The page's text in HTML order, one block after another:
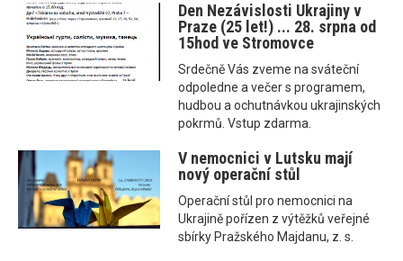
Den Nezávislosti Ukrajiny v
Praze (25 let!) ... 28. srpna od
15hod ve Stromovce
Srdečně Vás zveme na sváteční
odpoledne a večer s programem,
hudbou a ochutnávkou ukrajinských
pokrmů. Vstup zdarma.
V nemocnici v Lutsku mají
nový operační stůl
Operační stůl pro nemocnici na
Ukrajině pořízen z výtěžků veřejné
sbírky Pražského Majdanu, z. s.